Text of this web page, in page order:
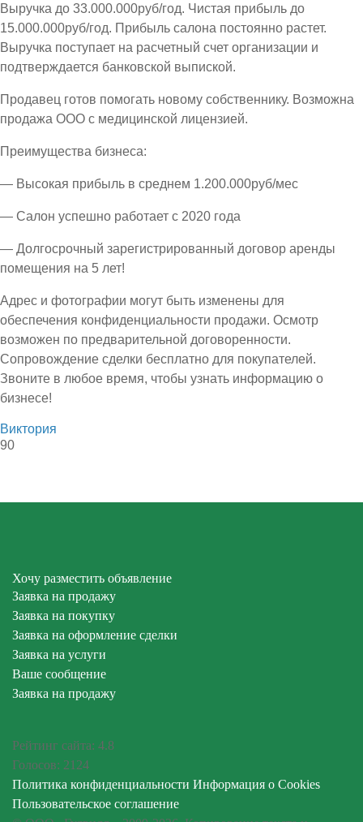
Выручка до 33.000.000руб/год. Чистая прибыль до
15.000.000руб/год. Прибыль салона постоянно растет.
Выручка поступает на расчетный счет организации и
подтверждается банковской выпиской.
Продавец готов помогать новому собственнику. Возможна
продажа ООО с медицинской лицензией.
Преимущества бизнеса:
— Высокая прибыль в среднем 1.200.000руб/мес
— Салон успешно работает с 2020 года
— Долгосрочный зарегистрированный договор аренды
помещения на 5 лет!
Адрес и фотографии могут быть изменены для
обеспечения конфиденциальности продажи. Осмотр
возможен по предварительной договоренности.
Сопровождение сделки бесплатно для покупателей.
Звоните в любое время, чтобы узнать информацию о
бизнесе!
Виктория
90
Хочу разместить объявление
Заявка на продажу
Заявка на покупку
Заявка на оформление сделки
Заявка на услуги
Ваше сообщение
Заявка на продажу
Рейтинг сайта: 4.8
Голосов: 2124
Политика конфиденциальности Информация о Cookies
Пользовательское соглашение